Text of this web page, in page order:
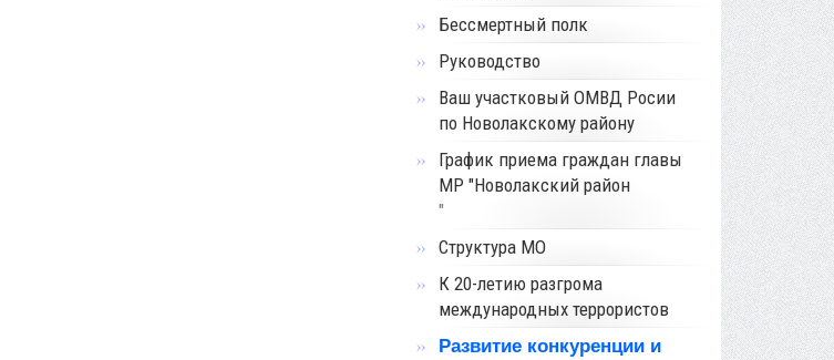
Бессмертный полк
Руководство
Ваш участковый ОМВД Росии
по Новолакскому району
График приема граждан главы
МР "Новолакский район
"
Структура МО
К 20-летию разгрома
международных террористов
Развитие конкуренции и